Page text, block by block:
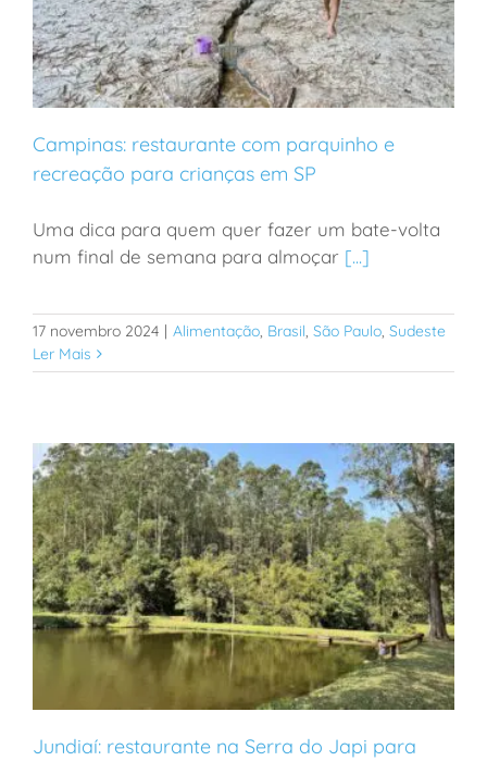
Campinas: restaurante com parquinho e recreação
para crianças em SP
Campinas: restaurante com parquinho e
recreação para crianças em SP
Uma dica para quem quer fazer um bate-volta
num final de semana para almoçar [...]
17 novembro 2024 Alimentação, Brasil, São Paulo, Sudeste
Ler Mais
Jundiaí: restaurante na Serra do Japi para